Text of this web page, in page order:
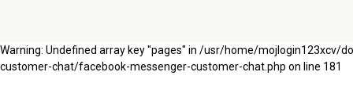
Warning: Undefined array key "pages" in /usr/home/
customer-chat/facebook-messenger-customer-chat.php on line 181